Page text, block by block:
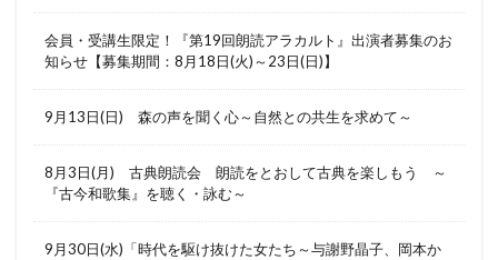
会員・受講生限定！『第19回朗読アラカルト』出演者募集のお
知らせ【募集期間：8月18日(火)～23日(日)】
9月13日(日) 森の声を聞く心～自然との共生を求めて～
8月3日(月) 古典朗読会 朗読をとおして古典を楽しもう ～
『古今和歌集』を聴く・詠む～
9月30日(水)「時代を駆け抜けた女たち～与謝野晶子、岡本か